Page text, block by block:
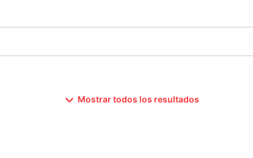
Mostrar todos los resultados